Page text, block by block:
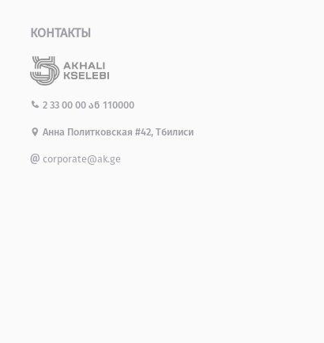
КОНТАКТЫ
2 33 00 00 ან 110000
Анна Политковская #42, Тбилиси
corporate@ak.ge